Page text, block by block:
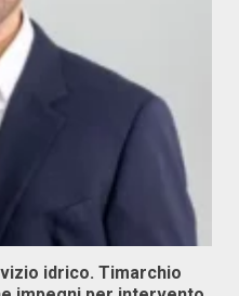
idrico. Timarchio